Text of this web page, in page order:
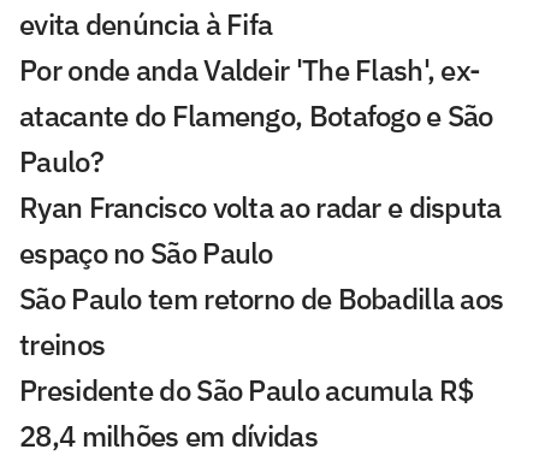
evita denúncia à Fifa
Por onde anda Valdeir 'The Flash', ex-
atacante do Flamengo, Botafogo e São
Paulo?
Ryan Francisco volta ao radar e disputa
espaço no São Paulo
São Paulo tem retorno de Bobadilla aos
treinos
Presidente do São Paulo acumula R$
28,4 milhões em dívidas